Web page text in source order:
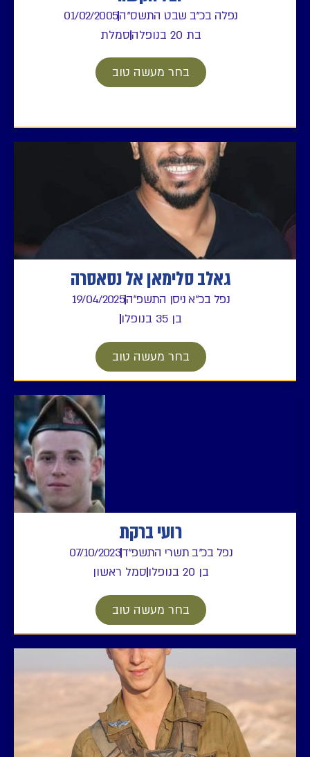
נפלה בכ"ב שבט התשס"ה01/02/2005
בת 20 בנופלה
סמלת
בחר מעשה טוב
גאלב סלימאן אל נסאסרה
נפל בכ"א ניסן התשפ"ה19/04/2025
בן 35 בנופלו
בחר מעשה טוב
רועי ברקת
נפל בכ"ב תשרי התשפ"ד07/10/2023
בן 20 בנופלו
סמל ראשון
בחר מעשה טוב